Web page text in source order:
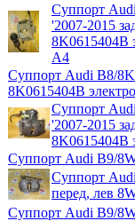
Суппорт
'2007-2015
8K0615404B
A4
Суппорт Audi B8/
8K0615404B
Суппорт
'2007-2015
8K0615404B
Суппорт Audi B9/
Суппорт
перед, лев
Суппорт Audi B9/